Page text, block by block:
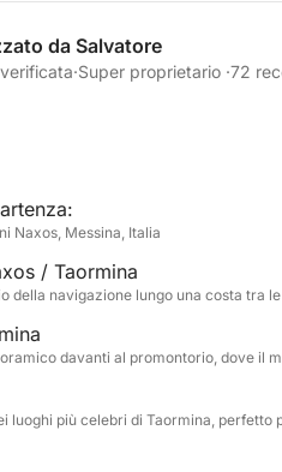
incontra un
insenature suggestive e viste
verso Mazzarò e la
e il contesto riservato
Sant’Alessio, con
e atmosfera. Durante
del rientro, dopo una
taorminese.
da Salvatore
·Super proprietario ·72
Naxos, Messina, Italia
/ Taormina
della navigazione lungo una costa tra
davanti al promontorio, dove il
luoghi più celebri di Taormina,